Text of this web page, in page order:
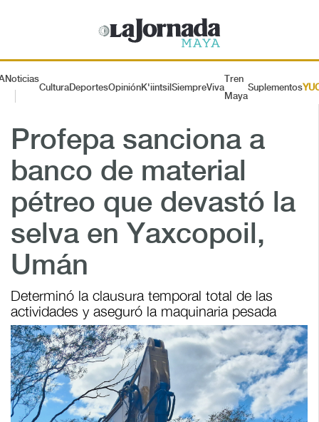
Noticias
CulturaDeportesOpiniónK'iintsil SiempreViva
Tren
Maya
Suplementos
Profepa sanciona a
banco de material
pétreo que devastó la
selva en Yaxcopoil,
Umán
Determinó la clausura temporal total de las
actividades y aseguró la maquinaria pesada